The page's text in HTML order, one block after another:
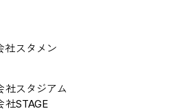
IRについてのお問い合わせ
社スタメン
社スタジアム
社STAGE